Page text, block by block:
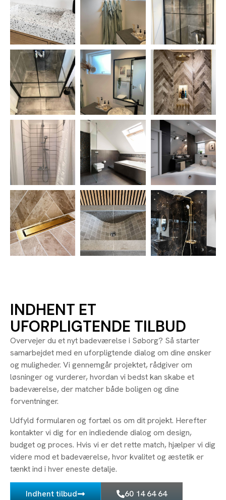
INDHENT ET
UFORPLIGTENDE TILBUD
Overvejer du et nyt badeværelse i Søborg? Så starter
samarbejdet med en uforpligtende dialog om dine ønsker
og muligheder. Vi gennemgår projektet, rådgiver om
løsninger og vurderer, hvordan vi bedst kan skabe et
badeværelse, der matcher både boligen og dine
forventninger.
Udfyld formularen og fortæl os om dit projekt. Herefter
kontakter vi dig for en indledende dialog om design,
budget og proces. Hvis vi er det rette match, hjælper vi dig
videre mod et badeværelse, hvor kvalitet og æstetik er
tænkt ind i hver eneste detalje.
Indhent tilbud 60 14 64 64